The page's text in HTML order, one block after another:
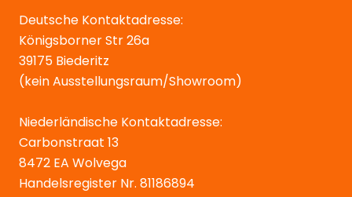
Deutsche Kontaktadresse:
Königsborner Str 26a
39175 Biederitz
(kein Ausstellungsraum/Showroom)
Niederländische Kontaktadresse:
Carbonstraat 13
8472 EA Wolvega
Handelsregister Nr. 81186894